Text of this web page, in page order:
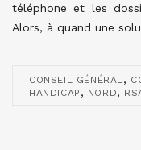
téléphone et les
Alors, à quand une
CONSEIL GÉNÉRAL,
HANDICAP , NORD,